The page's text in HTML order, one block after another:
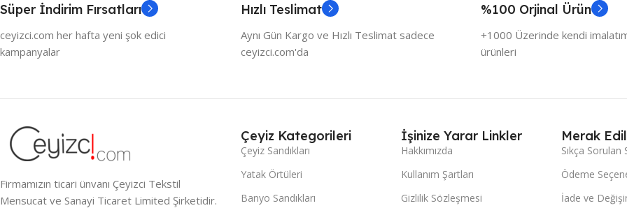
Süper İndirim Fırsatları
ceyizci.com her hafta yeni şok edici
kampanyalar
Hızlı Teslimat
Aynı Gün Kargo ve Hızlı Teslimat sadece
ceyizci.com'da
%100 Orjinal Ürün
+1000 Üzerinde kendi
ürünleri
Firmamızın ticari ünvanı Çeyizci Tekstil
Mensucat ve Sanayi Ticaret Limited Şirketidir.
Çeyiz Kategorileri
Çeyiz Sandıkları
Yatak Örtüleri
Banyo Sandıkları
İşinize Yarar Linkler
Hakkımızda
Kullanım Şartları
Gizlilik Sözleşmesi
Merak
Sıkça Sorulan
Ödeme
İade ve